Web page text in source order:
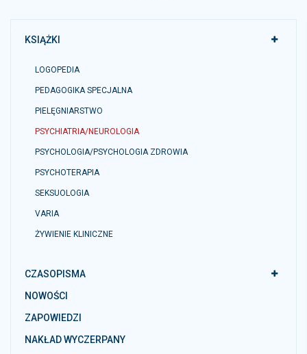
KSIĄŻKI
LOGOPEDIA
PEDAGOGIKA SPECJALNA
PIELĘGNIARSTWO
PSYCHIATRIA/NEUROLOGIA
PSYCHOLOGIA/PSYCHOLOGIA ZDROWIA
PSYCHOTERAPIA
SEKSUOLOGIA
VARIA
ŻYWIENIE KLINICZNE
CZASOPISMA
NOWOŚCI
ZAPOWIEDZI
NAKŁAD WYCZERPANY